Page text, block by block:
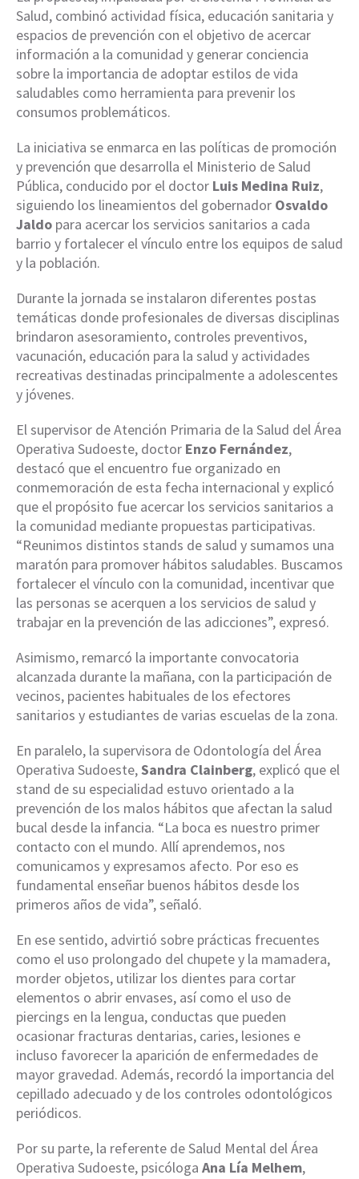
Salud, combinó actividad física, educación sanitaria y
espacios de prevención con el objetivo de acercar
información a la comunidad y generar conciencia
sobre la importancia de adoptar estilos de vida
saludables como herramienta para prevenir los
consumos problemáticos.
La iniciativa se enmarca en las políticas de promoción
y prevención que desarrolla el Ministerio de Salud
Pública, conducido por el doctor Luis Medina Ruiz,
siguiendo los lineamientos del gobernador Osvaldo
Jaldo para acercar los servicios sanitarios a cada
barrio y fortalecer el vínculo entre los equipos de salud
y la población.
Durante la jornada se instalaron diferentes postas
temáticas donde profesionales de diversas disciplinas
brindaron asesoramiento, controles preventivos,
vacunación, educación para la salud y actividades
recreativas destinadas principalmente a adolescentes
y jóvenes.
El supervisor de Atención Primaria de la Salud del Área
Operativa Sudoeste, doctor Enzo Fernández,
destacó que el encuentro fue organizado en
conmemoración de esta fecha internacional y explicó
que el propósito fue acercar los servicios sanitarios a
la comunidad mediante propuestas participativas.
“Reunimos distintos stands de salud y sumamos una
maratón para promover hábitos saludables. Buscamos
fortalecer el vínculo con la comunidad, incentivar que
las personas se acerquen a los servicios de salud y
trabajar en la prevención de las adicciones”, expresó.
Asimismo, remarcó la importante convocatoria
alcanzada durante la mañana, con la participación de
vecinos, pacientes habituales de los efectores
sanitarios y estudiantes de varias escuelas de la zona.
En paralelo, la supervisora de Odontología del Área
Operativa Sudoeste,Sandra Clainberg, explicó que el
stand de su especialidad estuvo orientado a la
prevención de los malos hábitos que afectan la salud
bucal desde la infancia. “La boca es nuestro primer
contacto con el mundo. Allí aprendemos, nos
comunicamos y expresamos afecto. Por eso es
fundamental enseñar buenos hábitos desde los
primeros años de vida”, señaló.
En ese sentido, advirtió sobre prácticas frecuentes
como el uso prolongado del chupete y la mamadera,
morder objetos, utilizar los dientes para cortar
elementos o abrir envases, así como el uso de
piercings en la lengua, conductas que pueden
ocasionar fracturas dentarias, caries, lesiones e
incluso favorecer la aparición de enfermedades de
mayor gravedad. Además, recordó la importancia del
cepillado adecuado y de los controles odontológicos
periódicos.
Por su parte, la referente de Salud Mental del Área
Operativa Sudoeste, psicóloga Ana Lía Melhem,